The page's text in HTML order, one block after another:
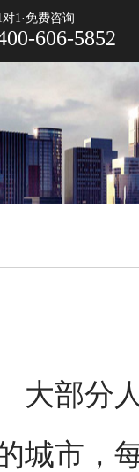
对1·免费咨询
606-5852
部分人
城市，